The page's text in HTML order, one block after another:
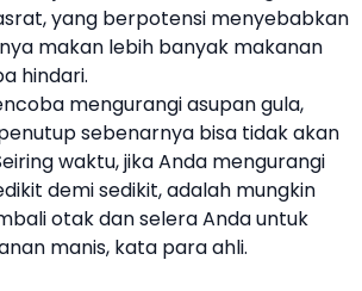
yang berpotensi menyebabkan
makan lebih banyak makanan
hindari.
mengurangi asupan gula,
sebenarnya bisa tidak akan
waktu, jika Anda mengurangi
demi sedikit, adalah mungkin
otak dan selera Anda untuk
manis, kata para ahli.